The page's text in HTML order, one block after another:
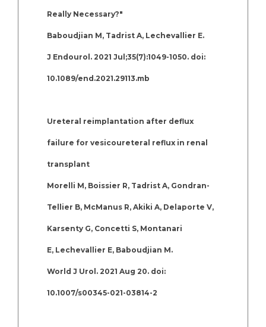
Really Necessary?"
Baboudjian M, Tadrist A, Lechevallier E.
J Endourol. 2021 Jul;35(7):1049-1050. doi:
10.1089/end.2021.29113.mb
Ureteral reimplantation after deflux
failure for vesicoureteral reflux in renal
transplant
Morelli M, Boissier R, Tadrist A, Gondran-
Tellier B, McManus R, Akiki A, Delaporte V,
Karsenty G, Concetti S, Montanari
E, Lechevallier E, Baboudjian M.
World J Urol. 2021 Aug 20. doi:
10.1007/s00345-021-03814-2